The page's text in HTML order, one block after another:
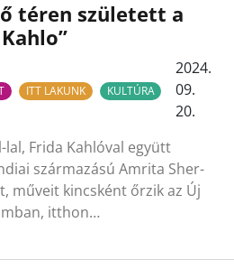
téren született a
ITT LAKUNK KULTÚRA
2024.
09.
20.
lal, Frida Kahlóval együtt
származású Amrita Sher-
műveit kincsként őrzik az Új
itthon…